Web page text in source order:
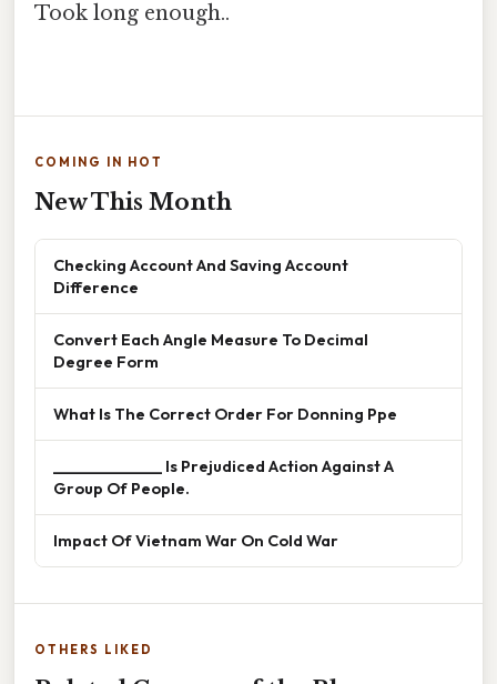
Took long enough..
COMING IN HOT
New This Month
Checking Account And Saving Account
Difference
Convert Each Angle Measure To Decimal
Degree Form
What Is The Correct Order For Donning Ppe
______________ Is Prejudiced Action Against A
Group Of People.
Impact Of Vietnam War On Cold War
OTHERS LIKED